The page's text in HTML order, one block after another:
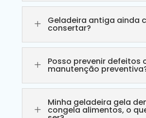
L Geladeira antiga ainda
consertar?
L Posso prevenir defeitos
manutenção
L
Minha geladeira gela
congela alimentos, o